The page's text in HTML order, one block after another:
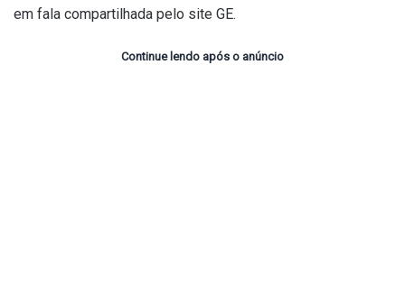
em fala compartilhada pelo site GE.
Continue lendo após o anúncio